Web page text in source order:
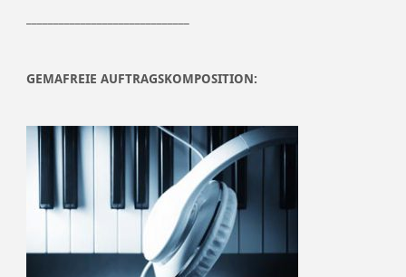
GEMAFREIE AUFTRAGSKOMPOSITION: